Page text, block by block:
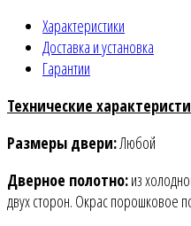
Характеристики
Доставка и установка
Гарантии
Технические
Размеры двери:Любой
Дверное полотно:из
двух сторон. Окрас порошковое